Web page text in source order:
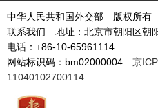
中华人民共和国外交部 版权所有
联系我们 地址：北京市朝阳区
电话：+86-10-65961114
网站标识码：bm02000004 京
11040102700114